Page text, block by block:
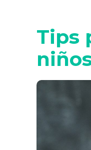
Tips